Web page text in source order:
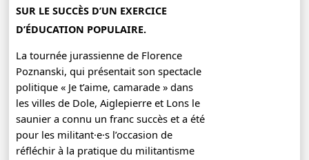
SUR LE SUCCÈS D’UN EXERCICE
D’ÉDUCATION POPULAIRE.
La tournée jurassienne de Florence
Poznanski, qui présentait son spectacle
politique « Je t’aime, camarade » dans
les villes de Dole, Aiglepierre et Lons le
saunier a connu un franc succès et a été
pour les militant·e·s l’occasion de
réfléchir à la pratique du militantisme